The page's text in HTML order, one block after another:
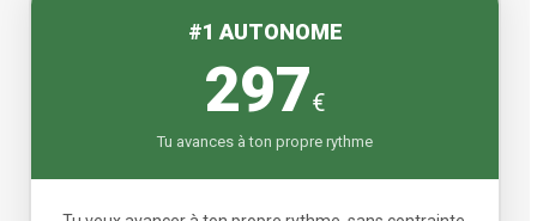
#1 AUTONOME
297€
Tu avances à ton propre rythme